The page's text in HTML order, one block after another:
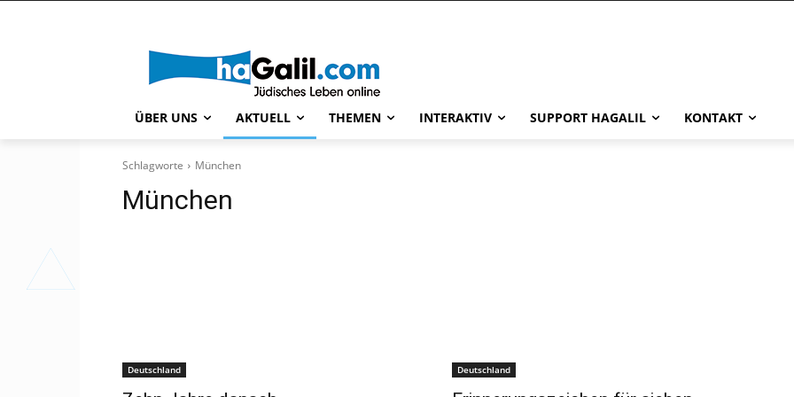
ÜBER UNS AKTUELL THEMEN INTERAKTIV SUPPORT HAGALIL KONTAKT
Schlagworte München
München
Deutschland Deutschland